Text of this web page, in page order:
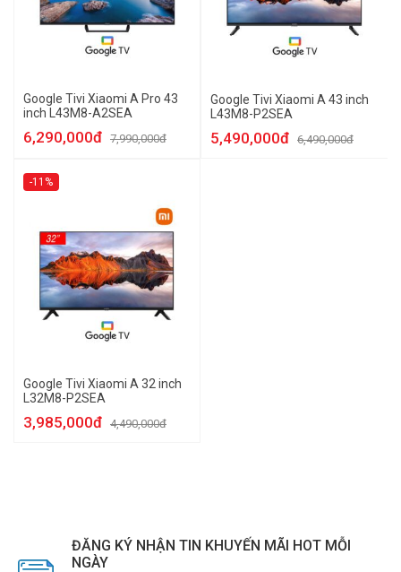
Google Tivi Xiaomi A Pro 43
inch L43M8-A2SEA
6,290,000đ 7,990,000đ
Google Tivi Xiaomi A 43 inch
L43M8-P2SEA
5,490,000đ 6,490,000đ
-11%
Google Tivi Xiaomi A 32 inch
L32M8-P2SEA
3,985,000đ 4,490,000đ
ĐĂNG KÝ NHẬN TIN KHUYẾN MÃI HOT MỖI
NGÀY